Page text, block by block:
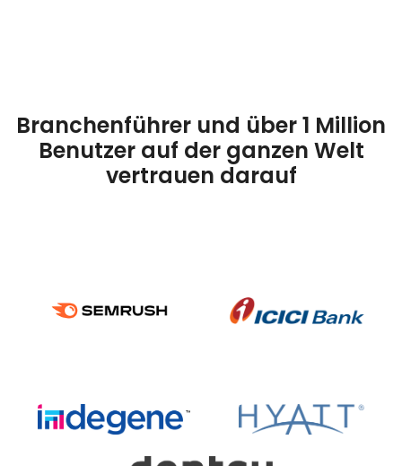
Branchenführer und über 1 Million
Benutzer auf der ganzen Welt
vertrauen darauf